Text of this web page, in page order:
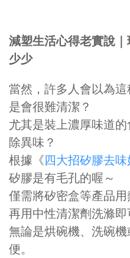
減塑生活心得老實說
少少
當然，許多人會以為
是會很難清潔？
尤其是裝上濃厚味道
除異味？
根據《四大招矽膠去味
矽膠是有毛孔的喔～
僅需將矽密盒等產品用
再用中性清潔劑洗滌即
無論是烘碗機、洗碗
便。